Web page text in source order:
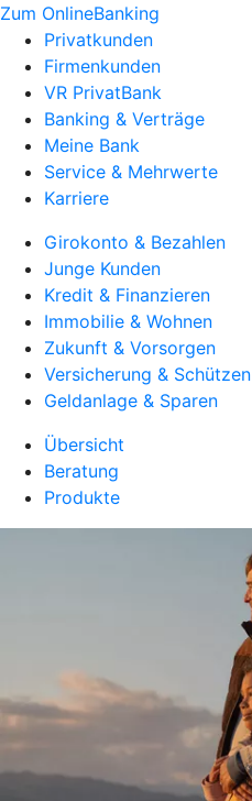
Zum OnlineBanking
Privatkunden
Firmenkunden
VR PrivatBank
Banking & Verträge
Meine Bank
Service & Mehrwerte
Karriere
Girokonto & Bezahlen
Junge Kunden
Kredit & Finanzieren
Immobilie & Wohnen
Zukunft & Vorsorgen
Versicherung & Schützen
Geldanlage & Sparen
Übersicht
Beratung
Produkte